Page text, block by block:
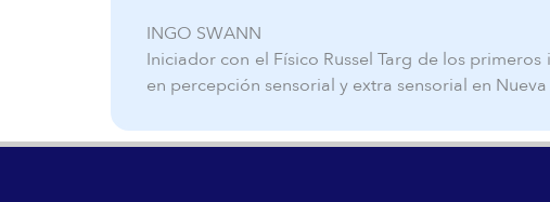
INGO SWANN
Iniciador con el Físico Russel Targ de los
en percepción sensorial y extra sensorial en Nueva